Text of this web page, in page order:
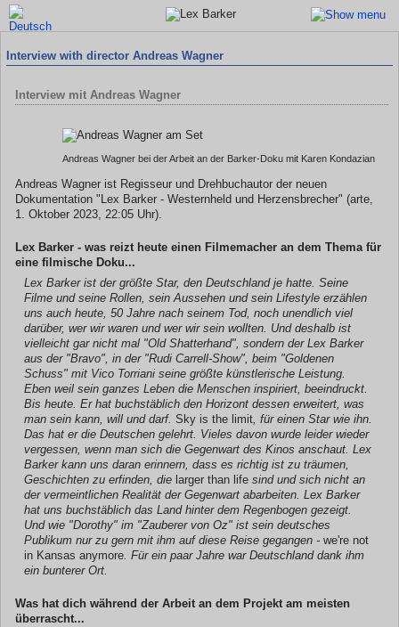
Interview with director Andreas Wagner
Interview mit Andreas Wagner
Andreas Wagner bei der Arbeit an der Barker-Doku mit Karen Kondazian
Andreas Wagner ist Regisseur und Drehbuchautor der neuen
Dokumentation "Lex Barker - Westernheld und Herzensbrecher" (arte,
1. Oktober 2023, 22:05 Uhr).
Lex Barker - was reizt heute einen Filmemacher an dem Thema für
eine filmische Doku...
Lex Barker ist der größte Star, den Deutschland je hatte. Seine
Filme und seine Rollen, sein Aussehen und sein Lifestyle erzählen
uns auch heute, 50 Jahre nach seinem Tod, noch unendlich viel
darüber, wer wir waren und wer wir sein wollten. Und deshalb ist
vielleicht gar nicht mal "Old Shatterhand", sondern der Lex Barker
aus der "Bravo", in der "Rudi Carrell-Show", beim "Goldenen
Schuss" mit Vico Torriani seine größte künstlerische Leistung.
Eben weil sein ganzes Leben die Menschen inspiriert, beeindruckt.
Bis heute. Er hat buchstäblich den Horizont dessen erweitert, was
man sein kann, will und darf. Sky is the limit, für einen Star wie ihn.
Das hat er die Deutschen gelehrt. Vieles davon wurde leider wieder
vergessen, wenn man sich die Gegenwart des Kinos anschaut. Lex
Barker kann uns daran erinnern, dass es richtig ist zu träumen,
Geschichten zu erfinden, die larger than life sind und sich nicht an
der vermeintlichen Realität der Gegenwart abarbeiten. Lex Barker
hat uns buchstäblich das Land hinter dem Regenbogen gezeigt.
Und wie "Dorothy" im "Zauberer von Oz" ist sein deutsches
Publikum nur zu gern mit ihm auf diese Reise gegangen - we're not
in Kansas anymore. Für ein paar Jahre war Deutschland dank ihm
ein bunterer Ort.
Was hat dich während der Arbeit an dem Projekt am meisten
überrascht...